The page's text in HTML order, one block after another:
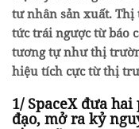
tư nhân sản xuất.
tức trái ngược từ báo
tương tự như thị
hiệu tích cực từ thị
1/ SpaceX đưa
đạo, mở ra kỷ